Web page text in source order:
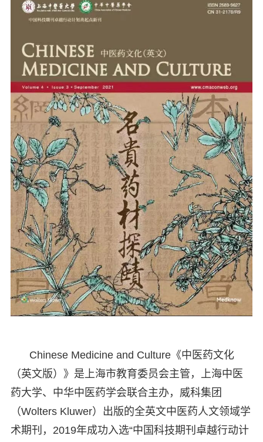
Chinese Medicine and Culture《中医药文化
（英文版）》是上海市教育委员会主管，上海中医
药大学、中华中医药学会联合主办，威科集团
（Wolters Kluwer）出版的全英文中医药人文领域学
术期刊，2019年成功入选“中国科技期刊卓越行动计